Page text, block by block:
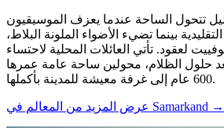
تتحول الساحة عندما يعزف الموسيقيون
بينما تضيء الأضواء الملونة البلاط،
لعقود. تأتي العائلات المحلية لاحتساء
حلول الظلام، محولين ساحة عامة عمرها
600 عام إلى غرفة معيشة للمدينة بأكملها.
عرض المزيد من المعالم في Samarkand →